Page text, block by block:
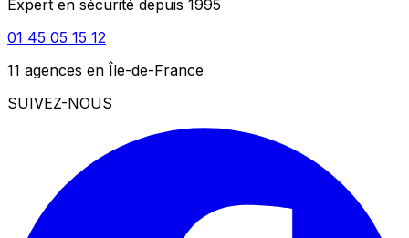
Expert en sécurité depuis 1995
01 45 05 15 12
11 agences en Île-de-France
SUIVEZ-NOUS